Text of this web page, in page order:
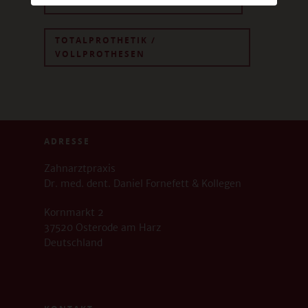
TOTALPROTHETIK /
VOLLPROTHESEN
ADRESSE
Zahnarztpraxis
Dr. med. dent. Daniel Fornefett & Kollegen
Kornmarkt 2
37520 Osterode am Harz
Deutschland